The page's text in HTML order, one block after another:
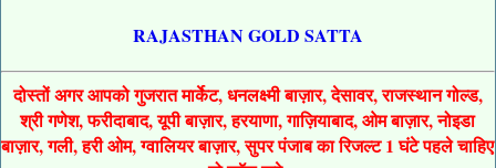
RAJASTHAN GOLD SATTA
दोस्तों अगर आपको गुजरात मार्केट, धनलक्ष्मी बाज़ार, देसावर, राजस्थान गोल्ड,
श्री गणेश, फरीदाबाद, यूपी बाज़ार, हरयाणा, गाज़ियाबाद, ओम बाज़ार, नोइडा
बाज़ार, गली, हरी ओम, ग्वालियर बाज़ार, सुपर पंजाब का रिजल्ट 1 घंटे पहले चाहिए